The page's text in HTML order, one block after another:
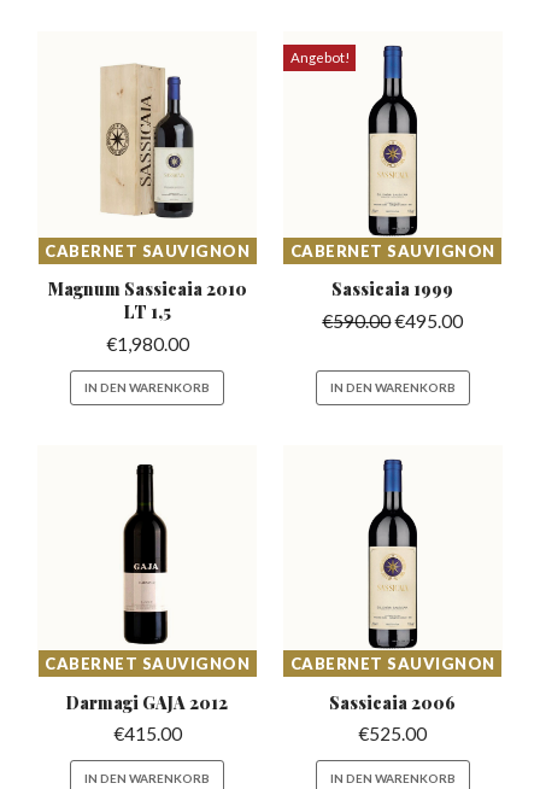
CABERNET SAUVIGNON
Magnum Sassicaia 2010
LT 1,5
€1,980.00
IN DEN WARENKORB
Angebot!
CABERNET SAUVIGNON
Sassicaia 1999
€590.00€495.00
IN DEN WARENKORB
CABERNET SAUVIGNON
Darmagi GAJA 2012
€415.00
IN DEN WARENKORB
CABERNET SAUVIGNON
Sassicaia 2006
€525.00
IN DEN WARENKORB